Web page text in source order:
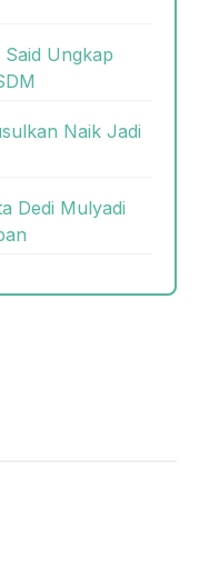
Ungkap
Naik Jadi
Dedi Mulyadi